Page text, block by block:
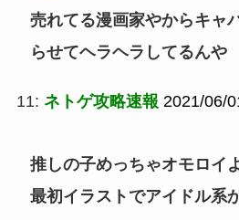
売れてる漫画家やからキャ
らせてヘラヘラしてるんや
11: ネトゲ攻略速報 2021/06/
推しの子めっちゃオモロイ
最初イラストでアイドル系